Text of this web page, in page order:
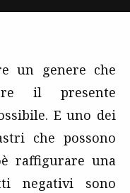
un genere che
il presente
E uno dei
che possono
raffigurare una
negativi sono